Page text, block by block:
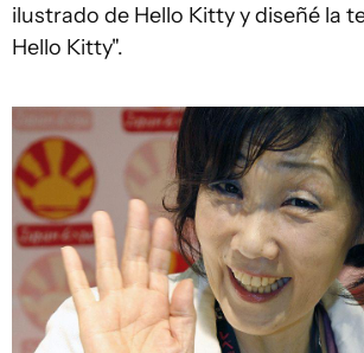
ilustrado de Hello Kitty y diseñé la
Hello Kitty".